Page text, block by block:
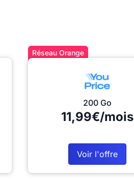
Réseau Orange
200 Go
11,99€/mois
Voir l'offre